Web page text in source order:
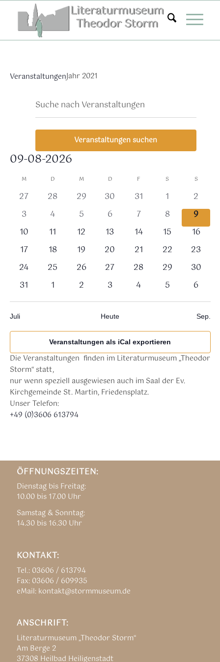
springen
VeranstaltungenJahr 2021
Veranstaltungen
Suche
und
Ansichten,
Navigation
Suche
Schlüsselwort
eingeben.
Suche
Veranstaltungen
Veranstaltungen suchen
09-08-2026
wählen.Kalender
von
Veranstaltungen
M D M D F S S
0
Veranstaltungen,
27
0
Veranstaltungen,
28
0
Veranstaltungen,
29
0
Veranstaltungen,
30
0
Veranstaltungen,
31
0
1
0
2
0
Veranstaltungen,
3
0
Veranstaltungen,
4
0
Veranstaltungen,
5
0
Veranstaltungen,
6
0
Veranstaltungen,
7
0
8
0
9
0
Veranstaltungen,
10
0
Veranstaltungen,
11
0
Veranstaltungen,
12
0
Veranstaltungen,
13
0
Veranstaltungen,
14
0
15
0
16
0
Veranstaltungen,
17
0
Veranstaltungen,
18
0
Veranstaltungen,
19
0
Veranstaltungen,
20
0
Veranstaltungen,
21
0
22
0
23
0
Veranstaltungen,
24
0
Veranstaltungen,
25
0
Veranstaltungen,
26
0
Veranstaltungen,
27
0
Veranstaltungen,
28
0
29
0
30
0
31
0
1
0
2
0
3
0
4
0
5
0
6
Juli Heute Sep.
Veranstaltungen als iCal exportieren
Die Veranstaltungen finden im Literaturmuseum „Theodor
Storm“ statt,
nur wenn speziell ausgewiesen auch im Saal der Ev.
Kirchgemeinde St. Martin, Friedensplatz.
Unser Telefon:
+49 (0)3606 613794
ÖFFNUNGSZEITEN:
Dienstag bis Freitag:
10.00 bis 17.00 Uhr
Samstag & Sonntag:
14.30 bis 16.30 Uhr
KONTAKT:
Tel.: 03606 / 613794
Fax: 03606 / 609935
eMail: kontakt@stormmuseum.de
ANSCHRIFT:
Literaturmuseum „Theodor Storm“
Am Berge 2
37308 Heilbad Heiligenstadt